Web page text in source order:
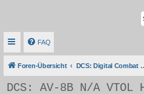
FAQ
Foren-Übersicht DCS: Digital
DCS: AV-8B N/A